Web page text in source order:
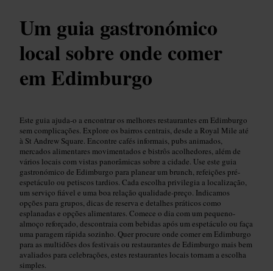
Um guia gastronómico
local sobre onde comer
em Edimburgo
Este guia ajuda-o a encontrar os melhores restaurantes em Edimburgo
sem complicações. Explore os bairros centrais, desde a Royal Mile até
à St Andrew Square. Encontre cafés informais, pubs animados,
mercados alimentares movimentados e bistrôs acolhedores, além de
vários locais com vistas panorâmicas sobre a cidade. Use este guia
gastronómico de Edimburgo para planear um brunch, refeições pré-
espetáculo ou petiscos tardios. Cada escolha privilegia a localização,
um serviço fiável e uma boa relação qualidade-preço. Indicamos
opções para grupos, dicas de reserva e detalhes práticos como
esplanadas e opções alimentares. Comece o dia com um pequeno-
almoço reforçado, descontraia com bebidas após um espetáculo ou faça
uma paragem rápida sozinho. Quer procure onde comer em Edimburgo
para as multidões dos festivais ou restaurantes de Edimburgo mais bem
avaliados para celebrações, estes restaurantes locais tornam a escolha
simples.